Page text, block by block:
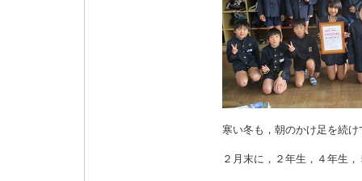
寒い冬も，朝のかけ足を続け
２月末に，２年生，４年生